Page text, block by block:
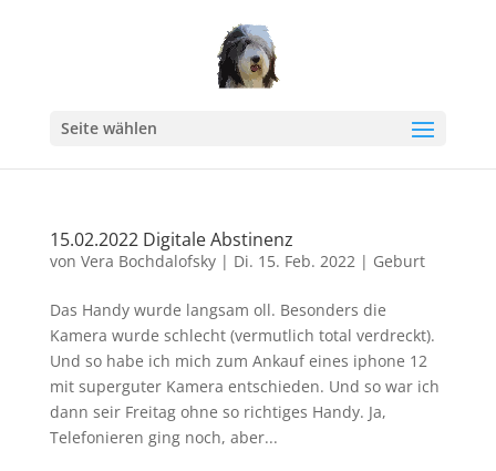
Seite wählen
15.02.2022 Digitale Abstinenz
von Vera Bochdalofsky| Di. 15. Feb. 2022| Geburt
Das Handy wurde langsam oll. Besonders die
Kamera wurde schlecht (vermutlich total verdreckt).
Und so habe ich mich zum Ankauf eines iphone 12
mit superguter Kamera entschieden. Und so war ich
dann seir Freitag ohne so richtiges Handy. Ja,
Telefonieren ging noch, aber...